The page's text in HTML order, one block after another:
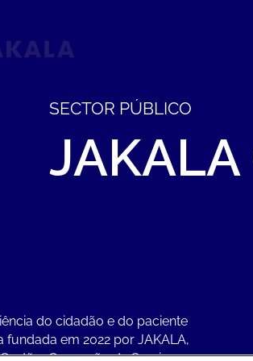
SECTOR PÚBLICO
JAKALA
do cidadão e do paciente
fundada em 2022 por JAKALA,